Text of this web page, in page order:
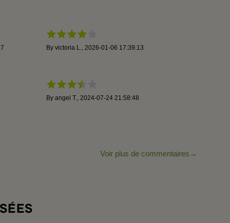
By victoria L., 2026-01-06 17:39:13
By angel T., 2024-07-24 21:58:48
Voir plus de commentaires